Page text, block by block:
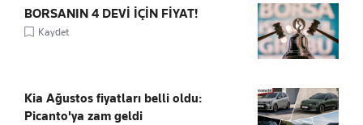
BORSANIN 4 DEVİ İÇİN FİYAT!
Kaydet
Kia Ağustos fiyatları belli oldu:
Picanto'ya zam geldi